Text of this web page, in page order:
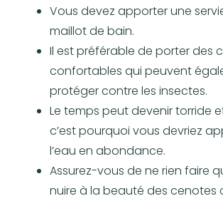
Vous devez apporter une
maillot de bain.
Il est préférable de porter des
confortables qui peuvent
protéger contre les insectes.
Le temps peut devenir torride
c’est pourquoi vous devriez
l’eau en abondance.
Assurez-vous de ne rien faire
nuire à la beauté des cenotes